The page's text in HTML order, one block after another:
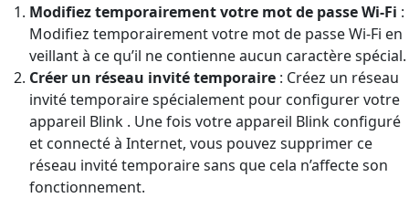
Modifiez temporairement votre mot de passe Wi-Fi :
Modifiez temporairement votre mot de passe Wi-Fi en
veillant à ce qu’il ne contienne aucun caractère spécial.
Créer un réseau invité temporaire : Créez un réseau
invité temporaire spécialement pour configurer votre
appareil Blink . Une fois votre appareil Blink configuré
et connecté à Internet, vous pouvez supprimer ce
réseau invité temporaire sans que cela n’affecte son
fonctionnement.